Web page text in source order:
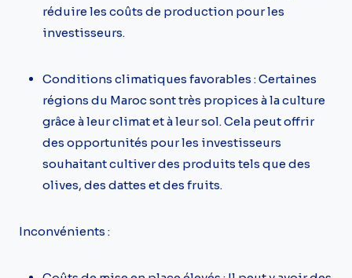
réduire les coûts de production pour les
investisseurs.
Conditions climatiques favorables : Certaines
régions du Maroc sont très propices à la culture
grâce à leur climat et à leur sol. Cela peut offrir
des opportunités pour les investisseurs
souhaitant cultiver des produits tels que des
olives, des dattes et des fruits.
Inconvénients :